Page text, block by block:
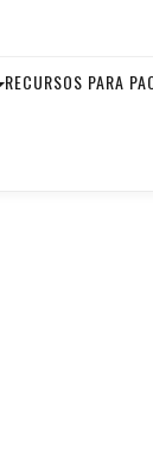
RECURSOS PARA